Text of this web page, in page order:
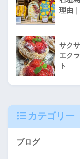
理由
サク
エク
ト
カテゴリー
ブログ